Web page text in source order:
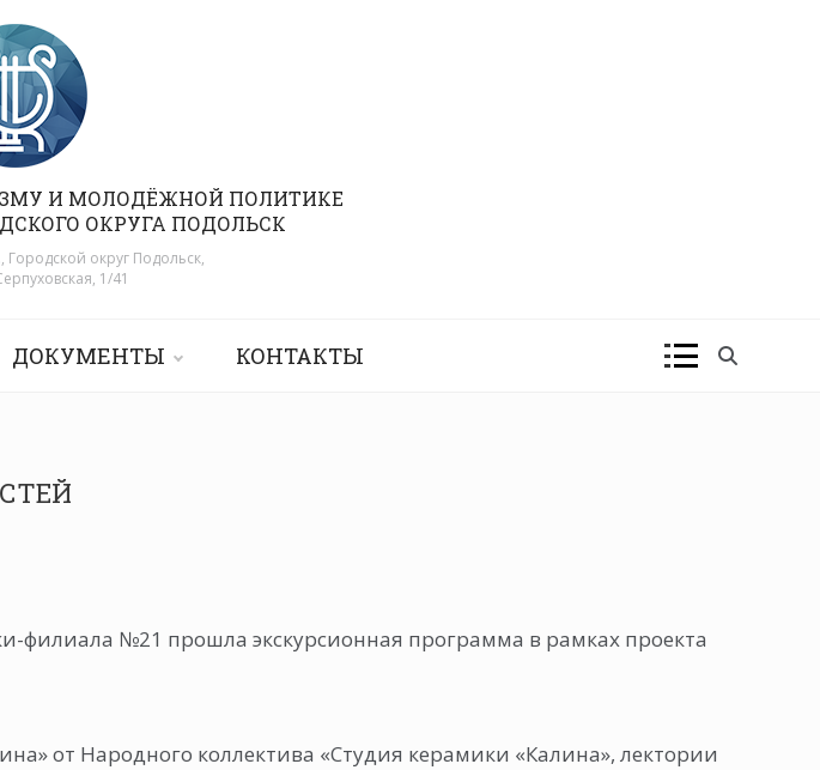
И МОЛОДЁЖНОЙ ПОЛИТИКЕ
ОКРУГА ПОДОЛЬСК
Городской округ Подольск,
1/41
ДОКУМЕНТЫ КОНТАКТЫ
филиала №21 прошла экскурсионная программа в рамках проекта
от Народного коллектива «Студия керамики «Калина», лектории